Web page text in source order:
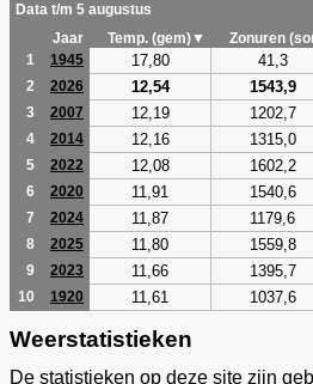
Data t/m 5 augustus
Jaar
Temp. (gem)▼ Zonuren
1
1945 17,80 41,3
2 2026 12,54 1543,9
3 2007 12,19 1202,7
4 2014 12,16 1315,0
5 2022 12,08 1602,2
6 2020 11,91 1540,6
7 2024 11,87 1179,6
8 2025 11,80 1559,8
9 2023 11,66 1395,7
10 1920 11,61 1037,6
Weerstatistieken
De statistieken op deze site zijn